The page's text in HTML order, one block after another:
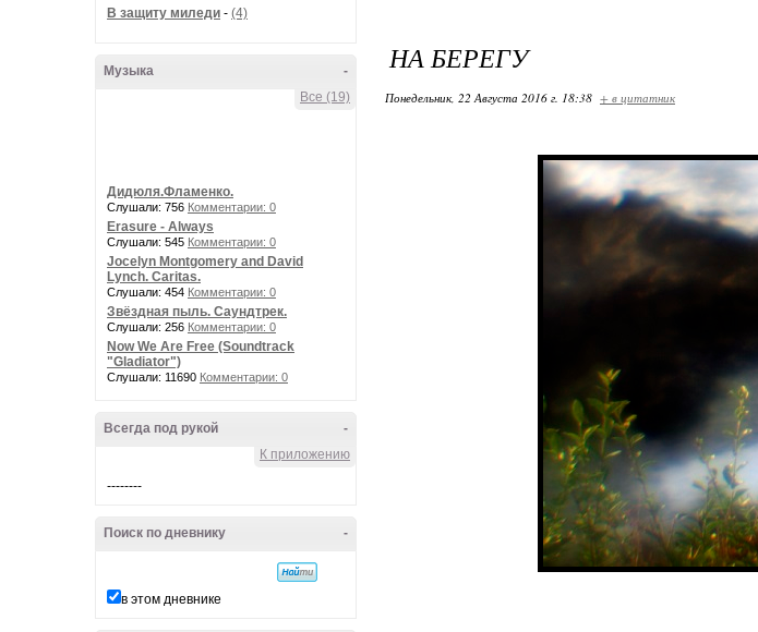
В защиту миледи - (4)
-
Музыка
Все (19)
Дидюля.Фламенко.
Слушали: 756 Комментарии: 0
Erasure - Always
Слушали: 545 Комментарии: 0
Jocelyn Montgomery and David
Lynch. Caritas.
Слушали: 454 Комментарии: 0
Звёздная пыль. Саундтрек.
Слушали: 256 Комментарии: 0
Now We Are Free (Soundtrack
"Gladiator")
Слушали: 11690 Комментарии: 0
-
Всегда под рукой
К приложению
--------
-
Поиск по дневнику
в этом дневнике
НА БЕРЕГУ
Понедельник, 22 Августа 2016 г. 18:38 + в цитатник